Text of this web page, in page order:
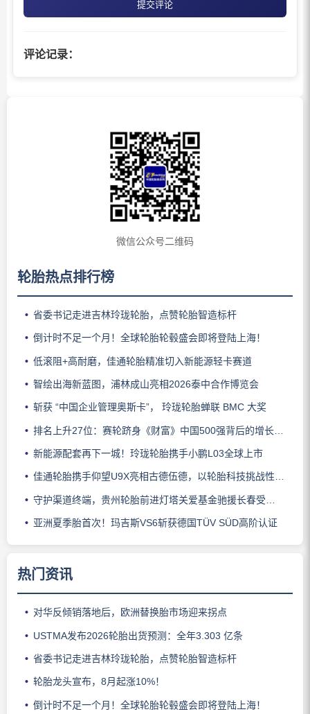
提交评论
评论记录：
微信公众号二维码
轮胎热点排行榜
省委书记走进吉林玲珑轮胎，点赞轮胎智造标杆
倒计时不足一个月！全球轮胎轮毂盛会即将登陆上海！
低滚阻+高耐磨，佳通轮胎精准切入新能源轻卡赛道
智绘出海新蓝图，浦林成山亮相2026泰中合作博览会
斩获 “中国企业管理奥斯卡”， 玲珑轮胎蝉联 BMC 大奖
排名上升27位：赛轮跻身《财富》中国500强背后的增长逻辑
新能源配套再下一城！玲珑轮胎携手小鹏L03全球上市
佳通轮胎携手仰望U9X亮相古德伍德，以轮胎科技挑战性能边界
守护渠道终端，贵州轮胎前进灯塔关爱基金驰援长春受灾门店
亚洲夏季胎首次！玛吉斯VS6斩获德国TÜV SÜD高阶认证
热门资讯
对华反倾销落地后，欧洲替换胎市场迎来拐点
USTMA发布2026轮胎出货预测：全年3.303 亿条
省委书记走进吉林玲珑轮胎，点赞轮胎智造标杆
轮胎龙头宣布，8月起涨10%！
倒计时不足一个月！全球轮胎轮毂盛会即将登陆上海！